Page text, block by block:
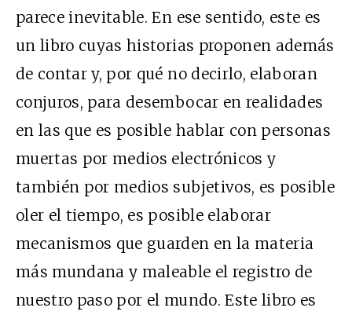
parece inevitable. En ese sentido, este es
un libro cuyas historias proponen además
de contar y, por qué no decirlo, elaboran
conjuros, para desembocar en realidades
en las que es posible hablar con personas
muertas por medios electrónicos y
también por medios subjetivos, es posible
oler el tiempo, es posible elaborar
mecanismos que guarden en la materia
más mundana y maleable el registro de
nuestro paso por el mundo. Este libro es